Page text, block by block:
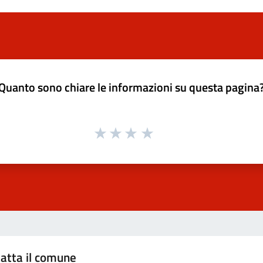
sono chiare le informazioni su questa
il comune